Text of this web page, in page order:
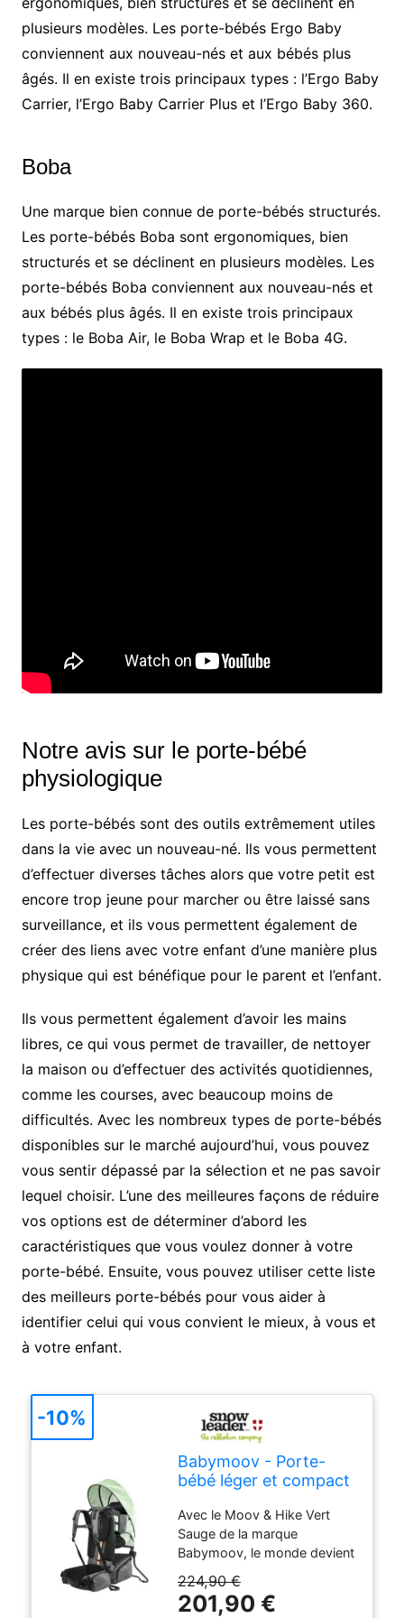
plusieurs modèles. Les porte-bébés Ergo Baby
conviennent aux nouveau-nés et aux bébés plus
âgés. Il en existe trois principaux types : l’Ergo Baby
Carrier, l’Ergo Baby Carrier Plus et l’Ergo Baby 360.
Boba
Une marque bien connue de porte-bébés structurés.
Les porte-bébés Boba sont ergonomiques, bien
structurés et se déclinent en plusieurs modèles. Les
porte-bébés Boba conviennent aux nouveau-nés et
aux bébés plus âgés. Il en existe trois principaux
types : le Boba Air, le Boba Wrap et le Boba 4G.
Notre avis sur le porte-bébé
physiologique
Les porte-bébés sont des outils extrêmement utiles
dans la vie avec un nouveau-né. Ils vous permettent
d’effectuer diverses tâches alors que votre petit est
encore trop jeune pour marcher ou être laissé sans
surveillance, et ils vous permettent également de
créer des liens avec votre enfant d’une manière plus
physique qui est bénéfique pour le parent et l’enfant.
Ils vous permettent également d’avoir les mains
libres, ce qui vous permet de travailler, de nettoyer
la maison ou d’effectuer des activités quotidiennes,
comme les courses, avec beaucoup moins de
difficultés. Avec les nombreux types de porte-bébés
disponibles sur le marché aujourd’hui, vous pouvez
vous sentir dépassé par la sélection et ne pas savoir
lequel choisir. L’une des meilleures façons de réduire
vos options est de déterminer d’abord les
caractéristiques que vous voulez donner à votre
porte-bébé. Ensuite, vous pouvez utiliser cette liste
des meilleurs porte-bébés pour vous aider à
identifier celui qui vous convient le mieux, à vous et
à votre enfant.
Babymoov - Porte-
bébé léger et compact
Sauge
Avec le Moov & Hike Vert
Sauge de la marque
Babymoov, le monde devient
jeux pour votre petit
explorateur.Pensé pour les
224,90 €
201,90 €
-10%